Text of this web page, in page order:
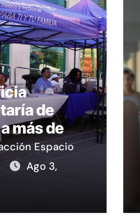
de
más de
la Feria de
en la
Espacio
Ago 3,